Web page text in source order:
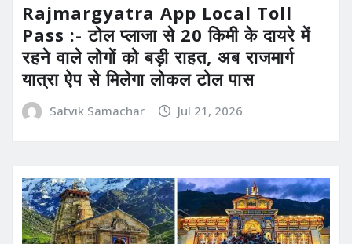
Rajmargyatra App Local Toll
Pass :- टोल प्लाजा से 20 किमी के दायरे में
रहने वाले लोगों को बड़ी राहत, अब राजमार्ग
यात्रा ऐप से मिलेगा लोकल टोल पास
Satvik Samachar Jul 21, 2026